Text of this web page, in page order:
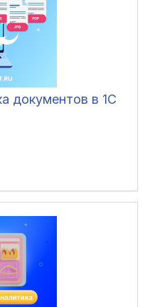
документов в 1С